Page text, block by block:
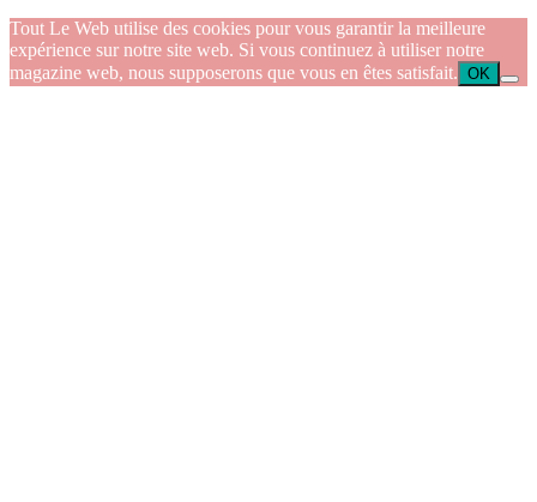
Tout Le Web utilise des cookies pour vous garantir la meilleure
expérience sur notre site web. Si vous continuez à utiliser notre
magazine web, nous supposerons que vous en êtes satisfait. OK